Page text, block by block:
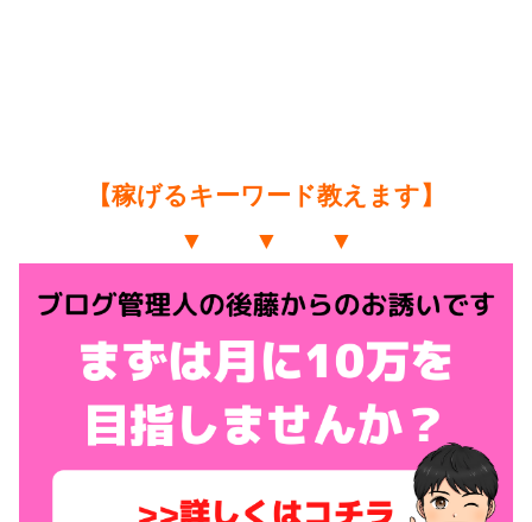
【稼げるキーワード教えます】
▼ ▼ ▼